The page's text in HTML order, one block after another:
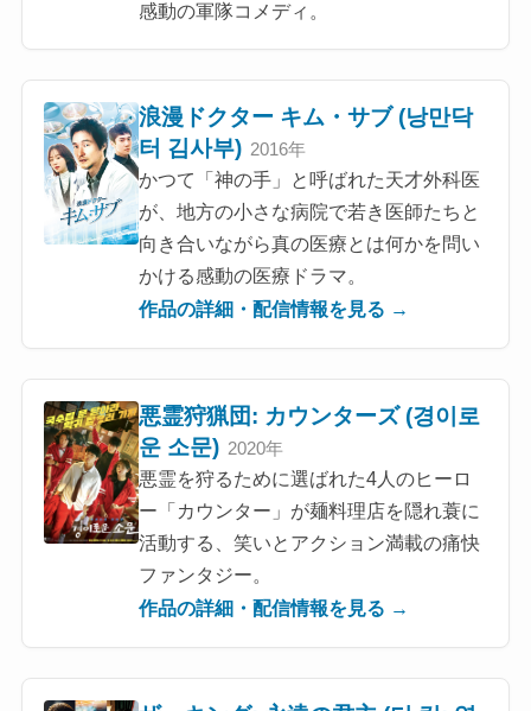
感動の軍隊コメディ。
浪漫ドクター キム・サブ (낭만닥
터 김사부) 2016年
かつて「神の手」と呼ばれた天才外科医
が、地方の小さな病院で若き医師たちと
向き合いながら真の医療とは何かを問い
かける感動の医療ドラマ。
作品の詳細・配信情報を見る →
悪霊狩猟団: カウンターズ (경이로
운 소문) 2020年
悪霊を狩るために選ばれた4人のヒーロ
ー「カウンター」が麺料理店を隠れ蓑に
活動する、笑いとアクション満載の痛快
ファンタジー。
作品の詳細・配信情報を見る →